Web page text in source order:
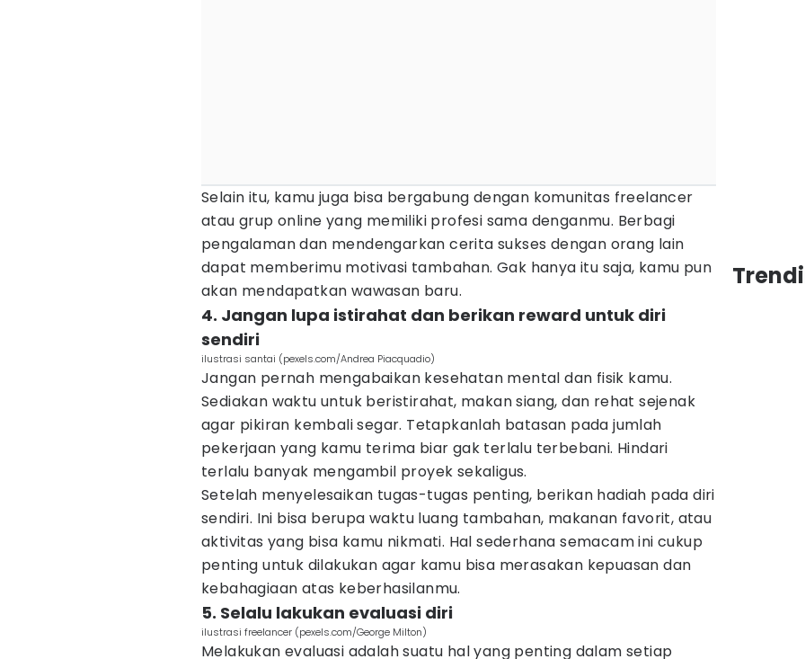
Selain itu, kamu juga bisa bergabung dengan komunitas freelancer
atau grup online yang memiliki profesi sama denganmu. Berbagi
pengalaman dan mendengarkan cerita sukses dengan orang lain
dapat memberimu motivasi tambahan. Gak hanya itu saja, kamu pun
akan mendapatkan wawasan baru.
4. Jangan lupa istirahat dan berikan reward untuk diri
sendiri
ilustrasi santai (pexels.com/Andrea Piacquadio)
Jangan pernah mengabaikan kesehatan mental dan fisik kamu.
Sediakan waktu untuk beristirahat, makan siang, dan rehat sejenak
agar pikiran kembali segar. Tetapkanlah batasan pada jumlah
pekerjaan yang kamu terima biar gak terlalu terbebani. Hindari
terlalu banyak mengambil proyek sekaligus.
Setelah menyelesaikan tugas-tugas penting, berikan hadiah pada diri
sendiri. Ini bisa berupa waktu luang tambahan, makanan favorit, atau
aktivitas yang bisa kamu nikmati. Hal sederhana semacam ini cukup
penting untuk dilakukan agar kamu bisa merasakan kepuasan dan
kebahagiaan atas keberhasilanmu.
5. Selalu lakukan evaluasi diri
ilustrasi freelancer (pexels.com/George Milton)
Melakukan evaluasi adalah suatu hal yang penting dalam setiap